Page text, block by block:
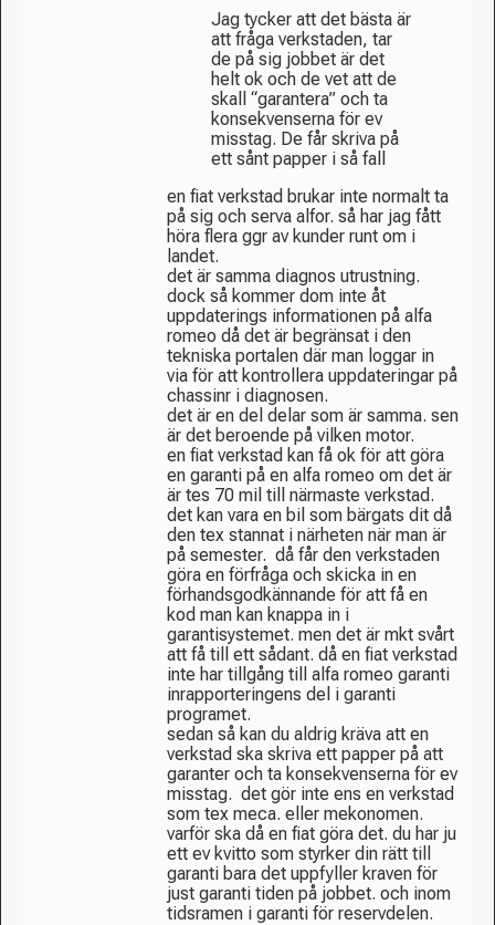
Jag tycker att det bästa är
att fråga verkstaden, tar
de på sig jobbet är det
helt ok och de vet att de
skall “garantera” och ta
konsekvenserna för ev
misstag. De får skriva på
ett sånt papper i så fall
en fiat verkstad brukar inte normalt ta
på sig och serva alfor. så har jag fått
höra flera ggr av kunder runt om i
landet.
det är samma diagnos utrustning.
dock så kommer dom inte åt
uppdaterings informationen på alfa
romeo då det är begränsat i den
tekniska portalen där man loggar in
via för att kontrollera uppdateringar på
chassinr i diagnosen.
det är en del delar som är samma. sen
är det beroende på vilken motor.
en fiat verkstad kan få ok för att göra
en garanti på en alfa romeo om det är
är tes 70 mil till närmaste verkstad.
det kan vara en bil som bärgats dit då
den tex stannat i närheten när man är
på semester. då får den verkstaden
göra en förfråga och skicka in en
förhandsgodkännande för att få en
kod man kan knappa in i
garantisystemet. men det är mkt svårt
att få till ett sådant. då en fiat verkstad
inte har tillgång till alfa romeo garanti
inrapporteringens del i garanti
programet.
sedan så kan du aldrig kräva att en
verkstad ska skriva ett papper på att
garanter och ta konsekvenserna för ev
misstag. det gör inte ens en verkstad
som tex meca. eller mekonomen.
varför ska då en fiat göra det. du har ju
ett ev kvitto som styrker din rätt till
garanti bara det uppfyller kraven för
just garanti tiden på jobbet. och inom
tidsramen i garanti för reservdelen.